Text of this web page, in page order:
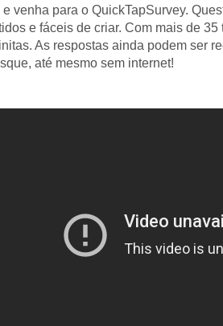
venha para o QuickTapSurvey.
e fáceis de criar. Com mais de
As respostas ainda podem ser
até mesmo sem internet!